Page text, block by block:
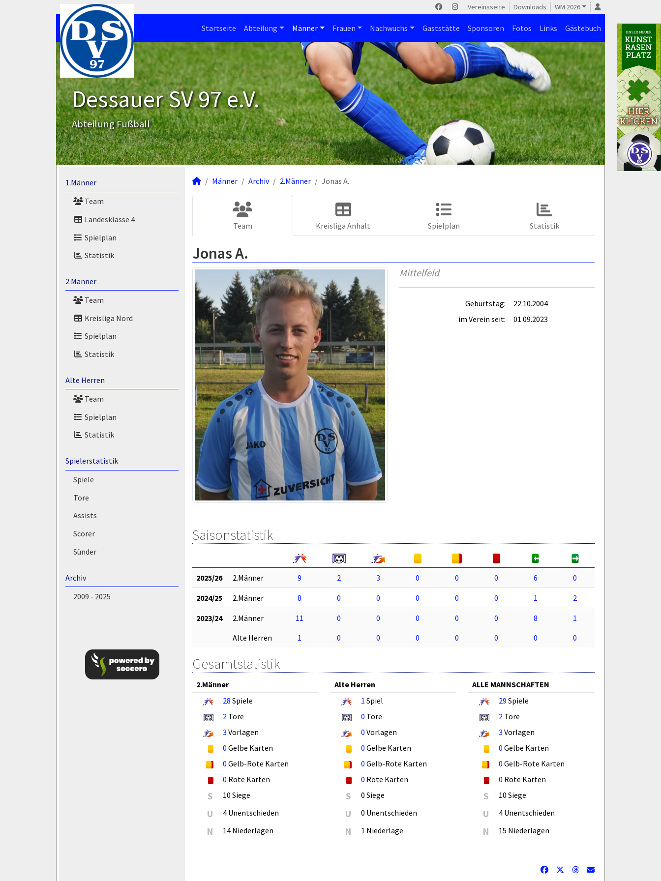
Vereinsseite Downloads WM 2026
Startseite Abteilung Männer Frauen Nachwuchs Gaststätte Sponsoren Fotos Links Gästebuch
Dessauer SV 97 e.V.
Abteilung Fußball
1.Männer
Team
Landesklasse 4
Spielplan
Statistik
2.Männer
Team
Kreisliga Nord
Spielplan
Statistik
Alte Herren
Team
Spielplan
Statistik
Spielerstatistik
Spiele
Tore
Assists
Scorer
Sünder
Archiv
2009 - 2025
Männer Archiv 2.Männer Jonas A.
Team Kreisliga Anhalt Spielplan Statistik
Jonas A.
Mittelfeld
Geburtstag:
22.10.2004
im Verein seit:
01.09.2023
Saisonstatistik
2025/26 2.Männer 9 2 3 0 0 0 6 0
2024/25 2.Männer 8 0 0 0 0 0 1 2
2023/24 2.Männer 11 0 0 0 0 0 8
1
Alte Herren
1 0 0 0 0 0 0 0
Gesamtstatistik
2.Männer
28 Spiele
2 Tore
3 Vorlagen
0 Gelbe Karten
0 Gelb-Rote Karten
0 Rote Karten
S 10 Siege
U 4 Unentschieden
N 14 Niederlagen
Alte Herren
1 Spiel
0 Tore
0 Vorlagen
0 Gelbe Karten
0 Gelb-Rote Karten
0 Rote Karten
S 0 Siege
U 0 Unentschieden
N 1 Niederlage
ALLE MANNSCHAFTEN
29 Spiele
2 Tore
3 Vorlagen
0 Gelbe Karten
0 Gelb-Rote Karten
0 Rote Karten
S 10 Siege
U 4 Unentschieden
N 15 Niederlagen